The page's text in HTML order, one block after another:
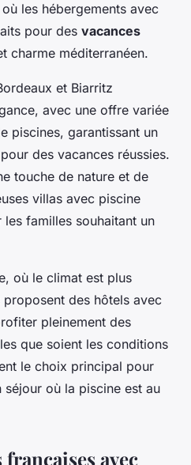
les hébergements avec
pour des vacances
charme méditerranéen.
et Biarritz
avec une offre variée
piscines, garantissant un
des vacances réussies.
touche de nature et de
villas avec piscine
familles souhaitant un
où le climat est plus
des hôtels avec
pleinement des
que soient les conditions
le choix principal pour
où la piscine est au
avec